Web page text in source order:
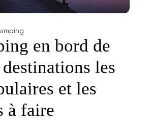
en bord de
les
et les
à faire